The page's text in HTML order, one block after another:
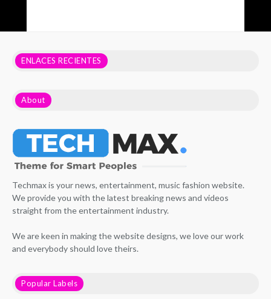
ENLACES RECIENTES
About
Techmax is your news, entertainment, music fashion website.
We provide you with the latest breaking news and videos
straight from the entertainment industry.
We are keen in making the website designs, we love our work
and everybody should love theirs.
Popular Labels